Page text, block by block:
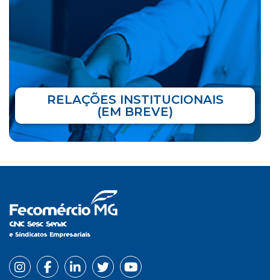
RELAÇÕES INSTITUCIONAIS
(EM BREVE)